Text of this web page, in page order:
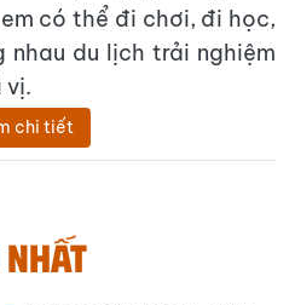
có thể đi chơi, đi học,
du lịch trải nghiệm
vị.
chi tiết
nhất